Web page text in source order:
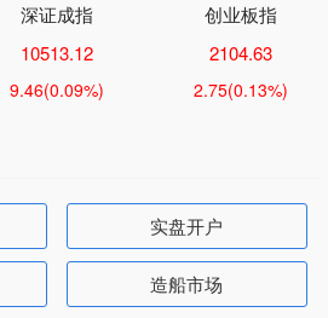
深证成指
10513.12
9.46(0.09%)
创业板指
2104.63
2.75(0.13%)
实盘开户
造船市场